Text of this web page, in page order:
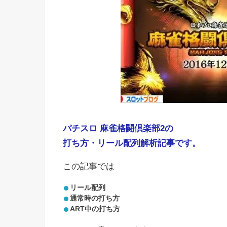
パチスロ 麻雀格闘倶楽部2の
打ち方・リール配列解析記事です。
この記事では
リール配列
通常時の打ち方
ART中の打ち方